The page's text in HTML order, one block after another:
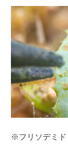
※フリソデミド